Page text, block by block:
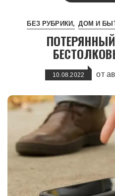
БЕЗ РУБРИКИ ДОМ И
10.08.2022 от